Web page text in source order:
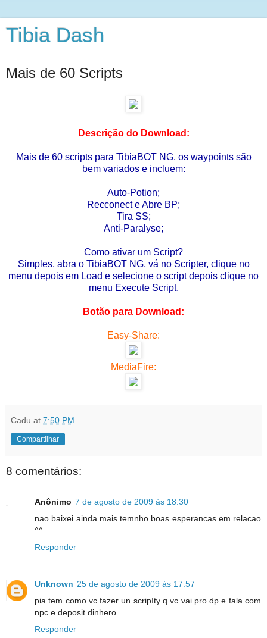
Tibia Dash
Mais de 60 Scripts
Descrição do Download:
Mais de 60 scripts para TibiaBOT NG, os waypoints são
bem variados e incluem:
Auto-Potion;
Recconect e Abre BP;
Tira SS;
Anti-Paralyse;
Como ativar um Script?
Simples, abra o TibiaBOT NG, vá no Scripter, clique no
menu depois em Load e selecione o script depois clique no
menu Execute Script.
Botão para Download:
Easy-Share:
MediaFire:
Cadu at 7:50 PM
Compartilhar
8 comentários:
Anônimo 7 de agosto de 2009 às 18:30
nao baixei ainda mais temnho boas esperancas em relacao
^^
Responder
Unknown 25 de agosto de 2009 às 17:57
pia tem como vc fazer un scripíty q vc vai pro dp e fala com
npc e deposit dinhero
Responder